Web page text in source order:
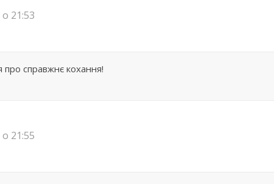
21:53
про справжнє кохання!
21:55